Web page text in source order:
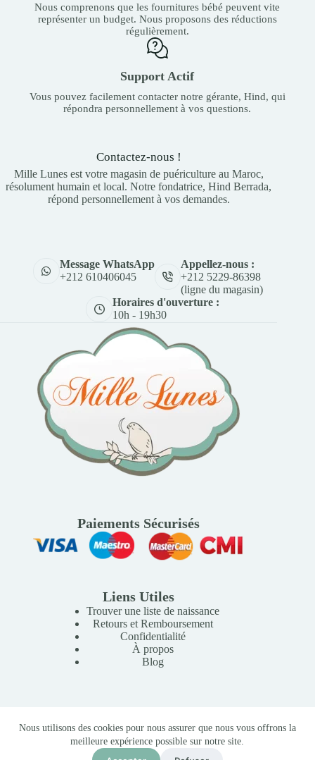
Nous utilisons des cookies pour nous assurer que nous vous offrons la
meilleure expérience possible sur notre site.
Nous comprenons que les fournitures bébé peuvent vite
représenter un budget. Nous proposons des réductions
régulièrement.
Support Actif
Vous pouvez facilement contacter notre gérante, Hind, qui
répondra personnellement à vos questions.
Contactez-nous !
Mille Lunes est votre magasin de puériculture au Maroc,
résolument humain et local. Notre fondatrice, Hind Berrada,
répond personnellement à vos demandes.
Message WhatsApp
+212 610406045
Appellez-nous :
+212 5229-86398
(ligne du magasin)
Horaires d'ouverture :
10h - 19h30
Paiements Sécurisés
Liens Utiles
Trouver une liste de naissance
Retours et Remboursement
Confidentialité
À propos
Blog
Copyright © 2026 Mille Lunes - Création du site :
Baptiste
-Conditions Générales de Vente
Stokke® Nomi® Baby Set Gris